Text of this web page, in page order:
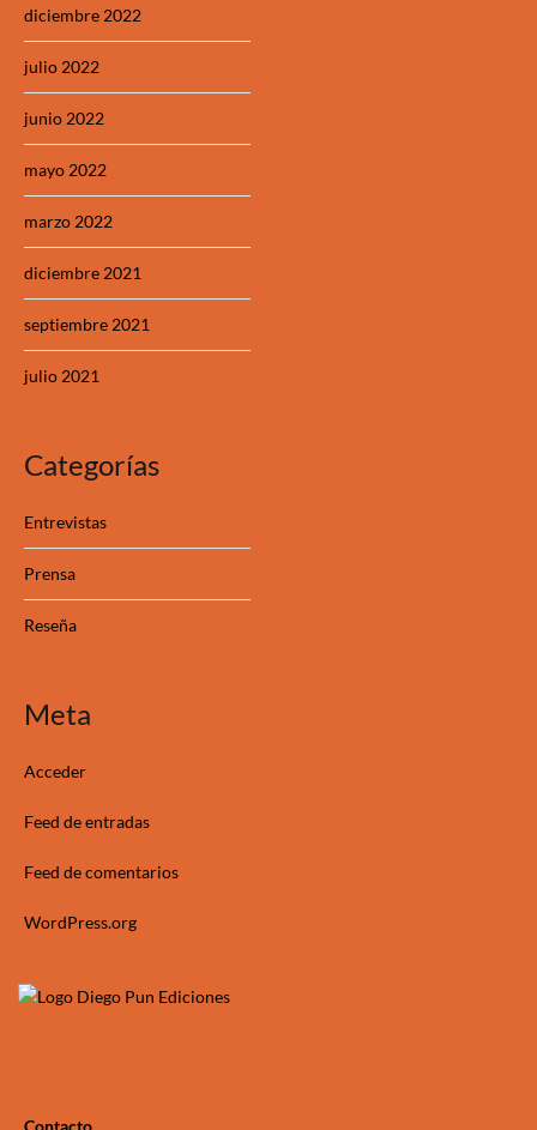
diciembre 2022
julio 2022
junio 2022
mayo 2022
marzo 2022
diciembre 2021
septiembre 2021
julio 2021
Categorías
Entrevistas
Prensa
Reseña
Meta
Acceder
Feed de entradas
Feed de comentarios
WordPress.org
Contacto